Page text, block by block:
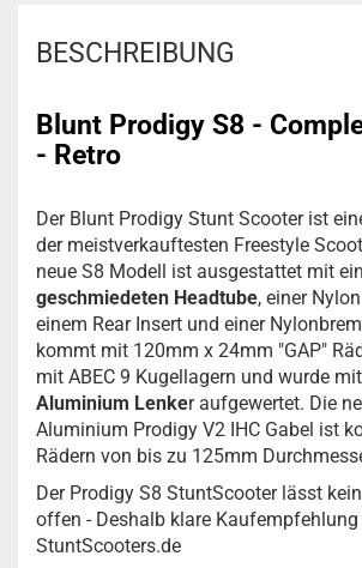
BESCHREIBUNG
Blunt Prodigy S8 -
- Retro
Der Blunt Prodigy Stunt Scooter ist
der meistverkauftesten Freestyle
neue S8 Modell ist ausgestattet mit
geschmiedeten Headtube, einer
einem Rear Insert und einer
kommt mit 120mm x 24mm "GAP"
mit ABEC 9 Kugellagern und wurde
Aluminium Lenker aufgewertet. Die
Aluminium Prodigy V2 IHC Gabel ist
Rädern von bis zu 125mm
Der Prodigy S8 StuntScooter lässt
offen - Deshalb klare Kaufempfehlung
StuntScooters.de